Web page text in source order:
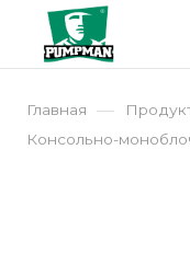
Главная —
Консольно-